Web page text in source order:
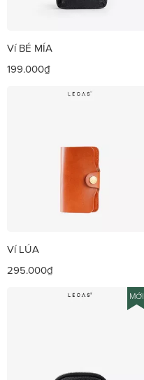
Ví BÉ MÍA
199.000₫
Ví LÚA
295.000₫
MỚI